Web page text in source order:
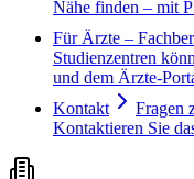
Nähe finden – mit
Für Ärzte –
Studienzentren
und dem Ärzte-
Kontakt
Fragen
Kontaktieren Sie